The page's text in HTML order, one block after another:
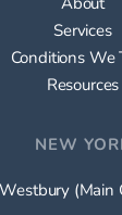
Services
Conditions We
Resources
NEW
Westbury (Main